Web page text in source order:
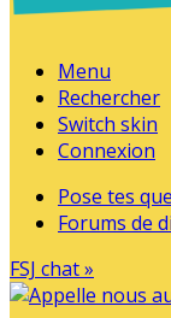
Menu
Rechercher
Switch skin
Connexion
Pose tes
Forums de
FSJ chat »